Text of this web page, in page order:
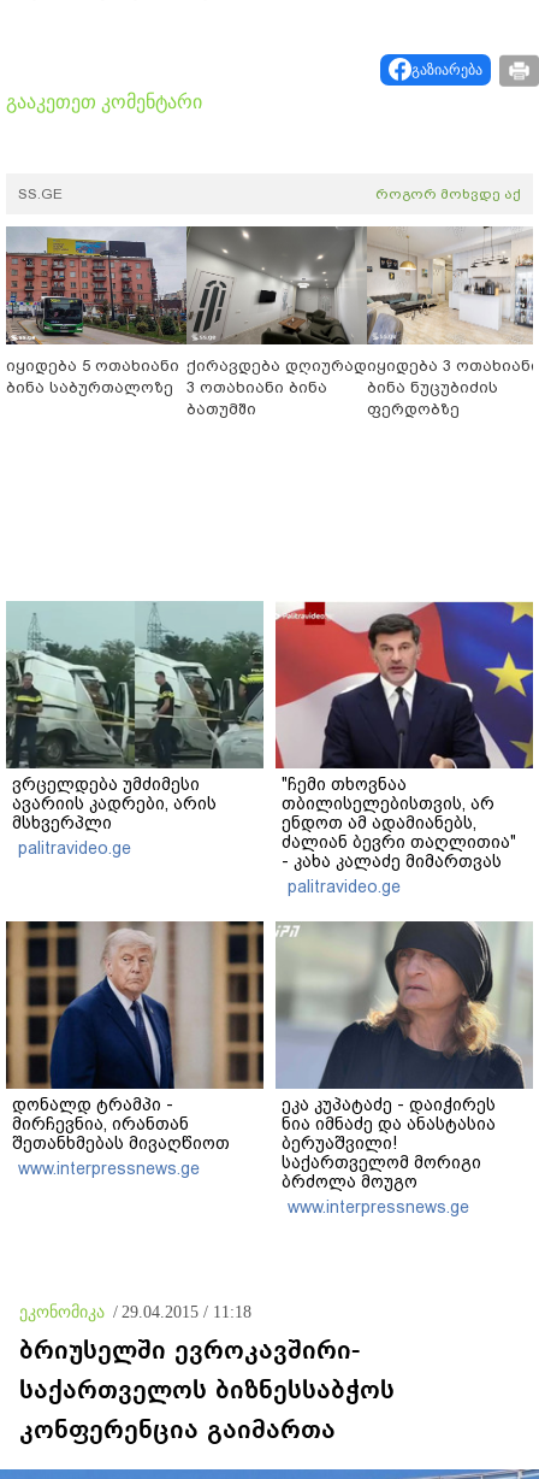
გაზიარება
გააკეთეთ კომენტარი
SS.GE როგორ მოხვდე აქ
იყიდება 5 ოთახიანი
ბინა საბურთალოზე
ქირავდება დღიურად
3 ოთახიანი ბინა
ბათუმში
იყიდება 3 ოთახიანი
ბინა ნუცუბიძის
ფერდობზე
ვრცელდება უმძიმესი
ავარიის კადრები, არის
მსხვერპლი
palitravideo.ge
"ჩემი თხოვნაა
თბილისელებისთვის, არ
ენდოთ ამ ადამიანებს,
ძალიან ბევრი თაღლითია"
- კახა კალაძე მიმართვას
ავრცელებს
palitravideo.ge
დონალდ ტრამპი -
მირჩევნია, ირანთან
შეთანხმებას მივაღწიოთ
www.interpressnews.ge
ეკა კუპატაძე - დაიჭირეს
ნია იმნაძე და ანასტასია
ბერუაშვილი!
საქართველომ მორიგი
ბრძოლა მოუგო
მკვლელებს! იმნაძე-
ნავროზაშვილები არიან
www.interpressnews.ge
ეკონომიკა / 29.04.2015 / 11:18
ბრიუსელში ევროკავშირი-
საქართველოს ბიზნესსაბჭოს
კონფერენცია გაიმართა